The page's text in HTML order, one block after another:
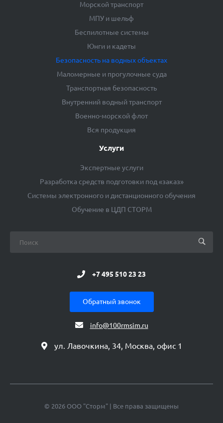
Морской транспорт
МПУ и шельф
Беспилотные системы
Юнги и кадеты
Безопасность на водных объектах
Маломерные и прогулочные суда
Транспортная безопасность
Внутренний водный транспорт
Военно-морской флот
Вся продукция
Услуги
Экспертные услуги
Разработка средств подготовки под «заказ»
Системы электронного и дистанционного обучения
Обучение в ЦДП СТОРМ
+7 495 510 23 23
Обратный звонок
info@100rmsim.ru
ул. Лавочкина, 34, Москва, офис 1
© 2026 ООО "Сторм" | Все права защищены